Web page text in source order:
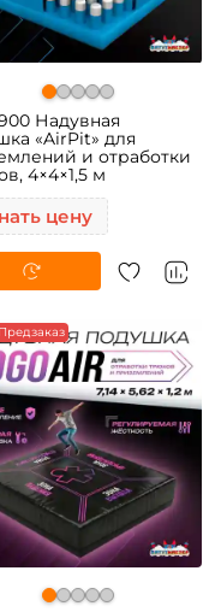
Надувная
«AirPit» для
и отработки
4×4×1,5 м
цену
Предзаказ